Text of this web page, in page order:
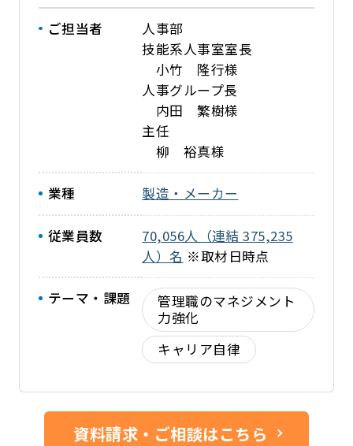
ご担当者
人事部
技能系人事室室長
小竹 隆行様
人事グループ長
内田 繁樹様
主任
柳 裕真様
業種 製造・メーカー
従業員数
70,056人（連結 375,235
人）名 ※取材日時点
テーマ・課題
管理職のマネジメント
力強化
キャリア自律
資料請求・ご相談はこちら